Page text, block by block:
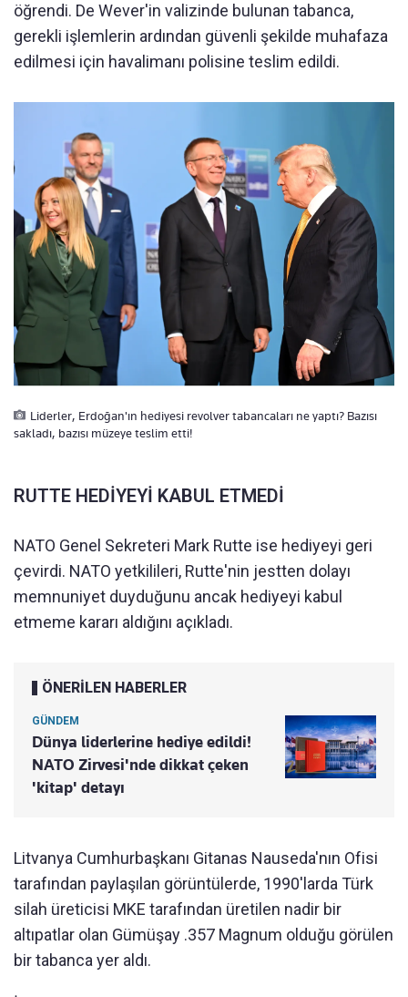
öğrendi. De Wever'in valizinde bulunan tabanca,
gerekli işlemlerin ardından güvenli şekilde muhafaza
edilmesi için havalimanı polisine teslim edildi.
Liderler, Erdoğan'ın hediyesi revolver tabancaları ne yaptı? Bazısı
sakladı, bazısı müzeye teslim etti!
RUTTE HEDİYEYİ KABUL ETMEDİ
NATO Genel Sekreteri Mark Rutte ise hediyeyi geri
çevirdi. NATO yetkilileri, Rutte'nin jestten dolayı
memnuniyet duyduğunu ancak hediyeyi kabul
etmeme kararı aldığını açıkladı.
ÖNERİLEN HABERLER
GÜNDEM
Dünya liderlerine hediye edildi!
NATO Zirvesi'nde dikkat çeken
'kitap' detayı
Litvanya Cumhurbaşkanı Gitanas Nauseda'nın Ofisi
tarafından paylaşılan görüntülerde, 1990'larda Türk
silah üreticisi MKE tarafından üretilen nadir bir
altıpatlar olan Gümüşay .357 Magnum olduğu görülen
bir tabanca yer aldı.